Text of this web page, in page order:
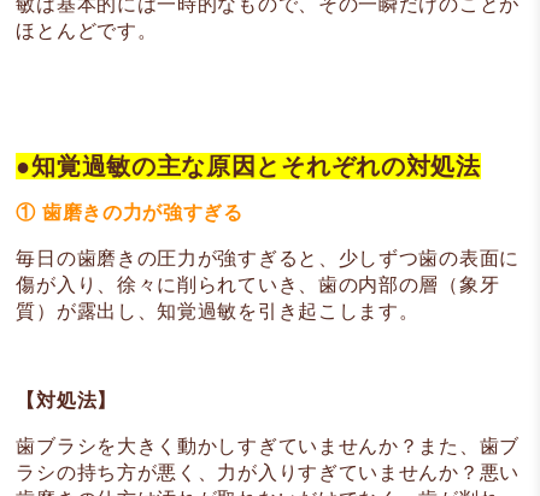
ほとんどです。
●知覚過敏の主な原因とそれぞれの対処法
① 歯磨きの力が強すぎる
毎日の歯磨きの圧力が強すぎると、少しずつ歯の表面に
傷が入り、徐々に削られていき、歯の内部の層（象牙
質）が露出し、知覚過敏を引き起こします。
【対処法】
歯ブラシを大きく動かしすぎていませんか？また、歯ブ
ラシの持ち方が悪く、力が入りすぎていませんか？悪い